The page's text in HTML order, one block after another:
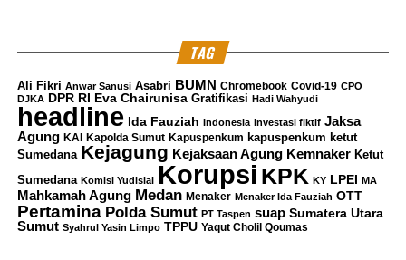
Kritik saran kami terima untuk pengembangan
konten kami. Jangan lupa subscribe dan like di
Channel YouTube, Instagram dan Tik Tok.Terima
kasih.
RELATED TOPICS: AFFILIATOR INDRA KENZ P21
UP NEXT
Kejari Makassar Eksekusi Terdakwa Panca Trisna 2
Tahun Penjara Perkara Keterangan Palsu
TAG
Ali Fikri Anwar Sanusi Asabri BUMN Chromebook Covid-19 CPO
DJKA
DPR RI Eva Chairunisa Gratifikasi Hadi Wahyudi
headline Ida Fauziah Indonesia investasi fiktif Jaksa
Agung KAI Kapolda Sumut Kapuspenkum kapuspenkum ketut
Sumedana Kejagung Kejaksaan Agung Kemnaker Ketut
Sumedana Komisi Yudisial Korupsi KPK KY LPEI MA
Mahkamah Agung Medan Menaker Menaker Ida Fauziah OTT
Pertamina Polda Sumut PT Taspen suap Sumatera Utara
Sumut Syahrul Yasin Limpo TPPU Yaqut Cholil Qoumas